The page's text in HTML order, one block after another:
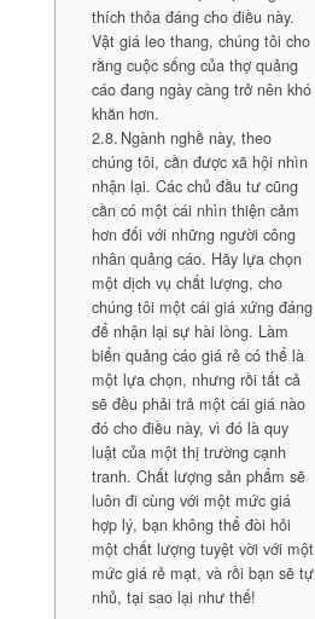
thích thỏa đáng cho điều này.
Vật giá leo thang, chúng tôi cho
rằng cuộc sống của thợ quảng
cáo đang ngày càng trở nên khó
khăn hơn.
Ngành nghề này, theo
chúng tôi, cần được xã hội nhìn
nhận lại. Các chủ đầu tư cũng
cần có một cái nhìn thiện cảm
hơn đối với những người công
nhân quảng cáo. Hãy lựa chọn
một dịch vụ chất lượng, cho
chúng tôi một cái giá xứng đáng
để nhận lại sự hài lòng. Làm
biển quảng cáo giá rẻ có thể là
một lựa chọn, nhưng rồi tất cả
sẽ đều phải trả một cái giá nào
đó cho điều này, vì đó là quy
luật của một thị trường cạnh
tranh. Chất lượng sản phẩm sẽ
luôn đi cùng với một mức giá
hợp lý, bạn không thể đòi hỏi
một chất lượng tuyệt vời với một
mức giá rẻ mạt, và rồi bạn sẽ tự
nhủ, tại sao lại như thế!